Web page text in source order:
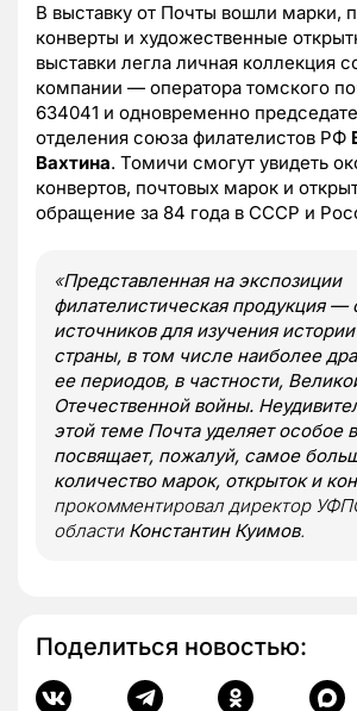
В выставку от Почты вошли марки,
конверты и художественные
выставки легла личная коллекция
компании — оператора томского
634041 и одновременно
отделения союза филателистов РФ
Вахтина. Томичи смогут увидеть
конвертов, почтовых марок и
обращение за 84 года в СССР и
«Представленная на экспозиции
филателистическая продукция —
источников для изучения
страны, в том числе наиболее
ее периодов, в частности,
Отечественной войны.
этой теме Почта уделяет особое
посвящает, пожалуй, самое
количество марок, открыток и
прокомментировал директор
области Константин Куимов.
Поделиться новостью: